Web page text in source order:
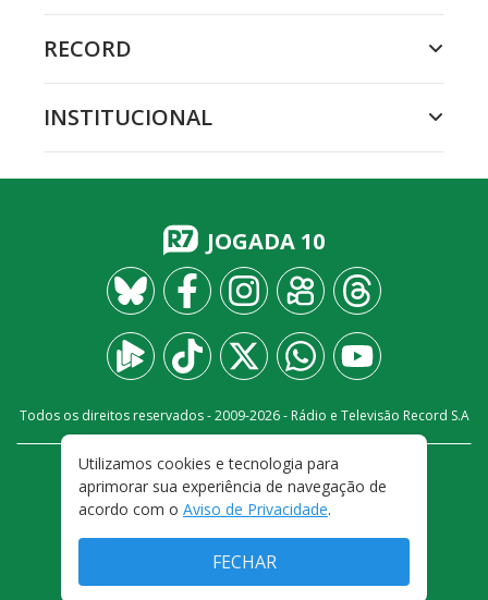
RECORD
INSTITUCIONAL
JOGADA 10
Todos os direitos reservados - 2009-2026- Rádio e Televisão Record S.A
FALE CONOSCO
PRIVACIDADE
TERMOS E CONDIÇÕES DE USO
Utilizamos cookies e tecnologia para
aprimorar sua experiência de navegação de
acordo com o Aviso de Privacidade.
FECHAR